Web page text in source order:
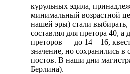
курульных эдила,
минимальный возрастной
нашей эры) стали
составлял для претора 40,
преторов — до 14—16,
значение, но сохранились в
постов. В наши дни
Берлина).